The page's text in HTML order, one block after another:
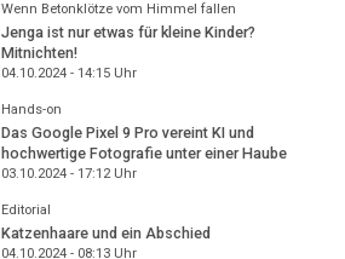
Wenn Betonklötze vom Himmel fallen
Jenga ist nur etwas für kleine Kinder?
Mitnichten!
04.10.2024 - 14:15Uhr
Hands-on
Das Google Pixel 9 Pro vereint KI und
hochwertige Fotografie unter einer Haube
03.10.2024 - 17:12Uhr
Editorial
Katzenhaare und ein Abschied
04.10.2024 - 08:13Uhr